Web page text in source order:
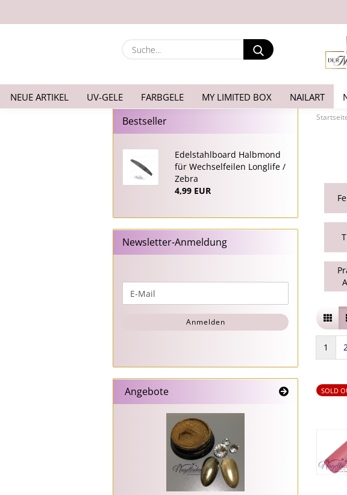
Suche...
NEUE ARTIKEL UV-GELE FARBGELE MY LIMITED BOX NAILART
1
SOLD
Bestseller
Edelstahlboard Halbmond
für Wechselfeilen Longlife /
Zebra
4,99 EUR
Newsletter-Anmeldung
ZUR
E-
Mail
Anmelden
Angebote